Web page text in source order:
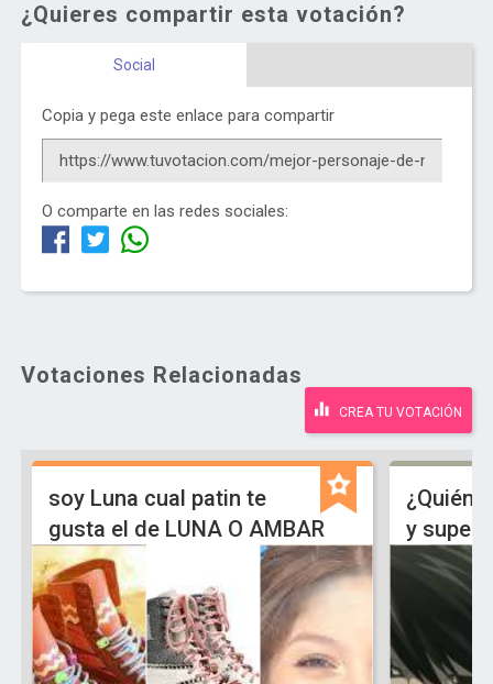
¿Quieres compartir esta votación?
Social
Copia y pega este enlace para compartir
O comparte en las redes sociales:
Votaciones Relacionadas
CREA TU VOTACIÓN
soy Luna cual patin te
gusta el de LUNA O AMBAR
¿Quién
y